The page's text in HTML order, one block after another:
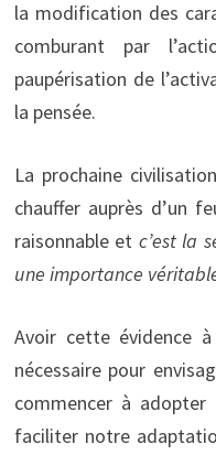
la modification des
comburant par
paupérisation de
la pensée.
La prochaine
chauffer auprès d’un
raisonnable et c’est la
une importance
Avoir cette évidence
nécessaire pour
commencer à
faciliter notre